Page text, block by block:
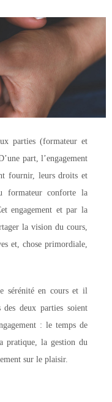
parties (formateur et
part, l’engagement
fournir, leurs droits et
formateur conforte la
engagement et par la
la vision du cours,
et, chose primordiale,
sérénité en cours et il
des deux parties soient
: le temps de
pratique, la gestion du
sur le plaisir.